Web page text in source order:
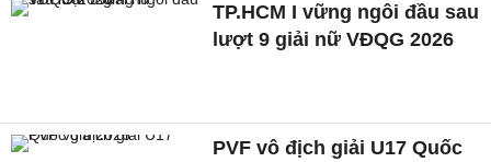
TP.HCM I vững ngôi đầu sau
lượt 9 giải nữ VĐQG 2026
PVF vô địch giải U17 Quốc